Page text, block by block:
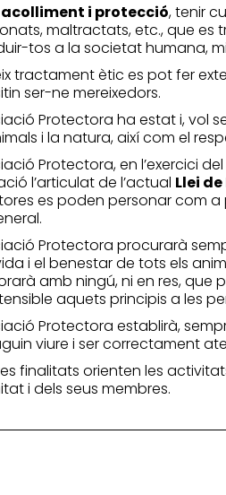
i protecció, tenir
maltractats, etc., que es
tos a la societat humana,
tractament ètic es pot fer
ser-ne mereixedors.
Protectora ha estat i, vol
i la natura, així com el
Protectora, en l’exercici
l’articulat de l’actual Llei
es poden personar com
Protectora procurarà
i el benestar de tots els
amb ningú, ni en res,
aquets principis a les
Protectora establirà,
viure i ser correctament
finalitats orienten les
i dels seus membres.